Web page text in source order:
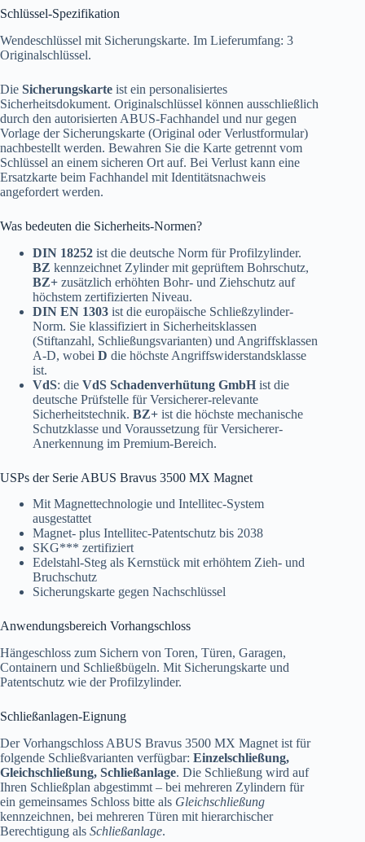
Schlüssel-Spezifikation
Wendeschlüssel mit Sicherungskarte. Im Lieferumfang: 3
Originalschlüssel.
Die Sicherungskarte ist ein personalisiertes
Sicherheitsdokument. Originalschlüssel können ausschließlich
durch den autorisierten ABUS-Fachhandel und nur gegen
Vorlage der Sicherungskarte (Original oder Verlustformular)
nachbestellt werden. Bewahren Sie die Karte getrennt vom
Schlüssel an einem sicheren Ort auf. Bei Verlust kann eine
Ersatzkarte beim Fachhandel mit Identitätsnachweis
angefordert werden.
Was bedeuten die Sicherheits-Normen?
DIN 18252 ist die deutsche Norm für Profilzylinder.
BZ kennzeichnet Zylinder mit geprüftem Bohrschutz,
BZ+ zusätzlich erhöhten Bohr- und Ziehschutz auf
höchstem zertifizierten Niveau.
DIN EN 1303 ist die europäische Schließzylinder-
Norm. Sie klassifiziert in Sicherheitsklassen
(Stiftanzahl, Schließungsvarianten) und Angriffsklassen
A-D, wobei D die höchste Angriffswiderstandsklasse
ist.
VdS: die VdS Schadenverhütung GmbH ist die
deutsche Prüfstelle für Versicherer-relevante
Sicherheitstechnik. BZ+ ist die höchste mechanische
Schutzklasse und Voraussetzung für Versicherer-
Anerkennung im Premium-Bereich.
USPs der Serie ABUS Bravus 3500 MX Magnet
Mit Magnettechnologie und Intellitec-System
ausgestattet
Magnet- plus Intellitec-Patentschutz bis 2038
SKG*** zertifiziert
Edelstahl-Steg als Kernstück mit erhöhtem Zieh- und
Bruchschutz
Sicherungskarte gegen Nachschlüssel
Anwendungsbereich Vorhangschloss
Hängeschloss zum Sichern von Toren, Türen, Garagen,
Containern und Schließbügeln. Mit Sicherungskarte und
Patentschutz wie der Profilzylinder.
Schließanlagen-Eignung
Der Vorhangschloss ABUS Bravus 3500 MX Magnet ist für
folgende Schließvarianten verfügbar: Einzelschließung,
Gleichschließung, Schließanlage. Die Schließung wird auf
Ihren Schließplan abgestimmt – bei mehreren Zylindern für
ein gemeinsames Schloss bitte als Gleichschließung
kennzeichnen, bei mehreren Türen mit hierarchischer
Berechtigung als Schließanlage.